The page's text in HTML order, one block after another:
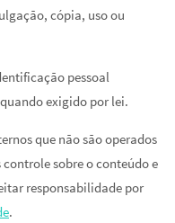
cópia, uso ou
pessoal
exigido por lei.
que não são operados
sobre o conteúdo e
responsabilidade por
.